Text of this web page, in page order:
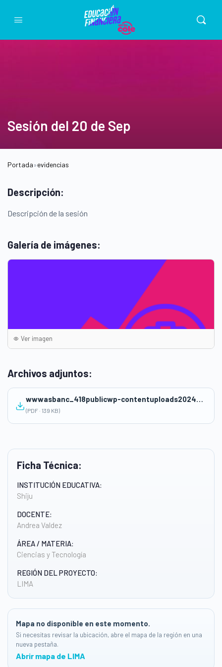
Sesión del 20 de Sep
Portada»evidencias
Ficha Técnica:
INSTITUCIÓN EDUCATIVA:
Shiju
DOCENTE:
Andrea Valdez
ÁREA / MATERIA:
Ciencias y Tecnología
REGIÓN DEL PROYECTO:
LIMA
Mapa no disponible en este momento.
Si necesitas revisar la ubicación, abre el mapa de la región en una
nueva pestaña.
Abrir mapa de LIMA
Descripción:
Descripción de la sesión
Galería de imágenes:
Ver imagen
Archivos adjuntos:
wwwasbanc_418publicwp-contentuploads202409file-sample_150kB-1.pdf
(PDF · 139 KB)